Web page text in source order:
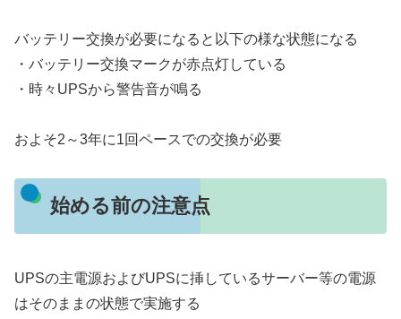
バッテリー交換が必要になると以下の様な状態になる
・バッテリー交換マークが赤点灯している
・時々UPSから警告音が鳴る
およそ2～3年に1回ペースでの交換が必要
始める前の注意点
UPSの主電源およびUPSに挿しているサーバー等の電源
はそのままの状態で実施する